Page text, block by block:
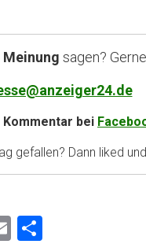
Meinung sagen? Gerne
Kommentar bei
gefallen? Dann liked
EmailTeilen